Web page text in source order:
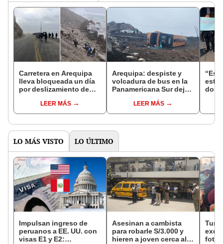
Carretera en Arequipa
lleva bloqueada un día
por deslizamiento de
pasajeros intentan
cruzar a pie
LEER MÁS
Arequipa: despiste y
volcadura de bus en la
Panamericana Sur deja
LEER MÁS
“Es
LO MÁS VISTO LO ÚLTIMO
Impulsan ingreso de
peruanos a EE. UU. con
visas E1 y E2:
Asesinan a cambista
para robarle S/3.000 y
hieren a joven cerca al